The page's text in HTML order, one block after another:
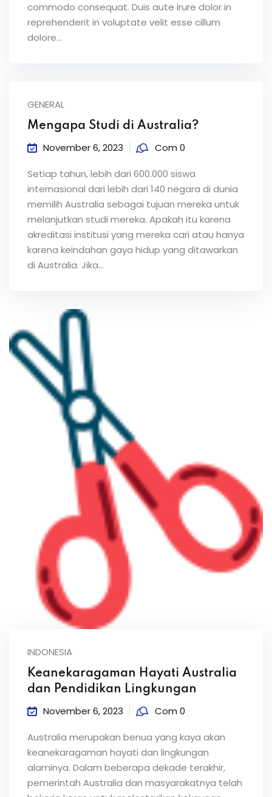
commodo consequat. Duis aute irure dolor in
reprehenderit in voluptate velit esse cillum
dolore...
GENERAL
Mengapa Studi di Australia?
November 6, 2023 Com 0
Setiap tahun, lebih dari 600.000 siswa
internasional dari lebih dari 140 negara di dunia
memilih Australia sebagai tujuan mereka untuk
melanjutkan studi mereka. Apakah itu karena
akreditasi institusi yang mereka cari atau hanya
karena keindahan gaya hidup yang ditawarkan
di Australia. Jika...
INDONESIA
Keanekaragaman Hayati Australia
dan Pendidikan Lingkungan
November 6, 2023 Com 0
Australia merupakan benua yang kaya akan
keanekaragaman hayati dan lingkungan
alaminya. Dalam beberapa dekade terakhir,
pemerintah Australia dan masyarakatnya telah